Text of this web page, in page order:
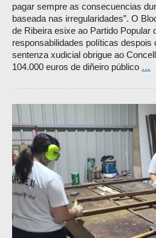
pagar sempre as consecuencias
baseada nas irregularidades”. O
de Ribeira esixe ao Partido Popular
responsabilidades políticas despois
sentenza xudicial obrigue ao
104.000 euros de diñeiro público …